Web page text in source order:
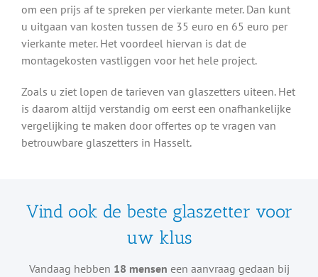
om een prijs af te spreken per vierkante meter. Dan kunt
u uitgaan van kosten tussen de 35 euro en 65 euro per
vierkante meter. Het voordeel hiervan is dat de
montagekosten vastliggen voor het hele project.
Zoals u ziet lopen de tarieven van glaszetters uiteen. Het
is daarom altijd verstandig om eerst een onafhankelijke
vergelijking te maken door offertes op te vragen van
betrouwbare glaszetters in Hasselt.
Vind ook de beste glaszetter voor
uw klus
Vandaag hebben 18 mensen een aanvraag gedaan bij